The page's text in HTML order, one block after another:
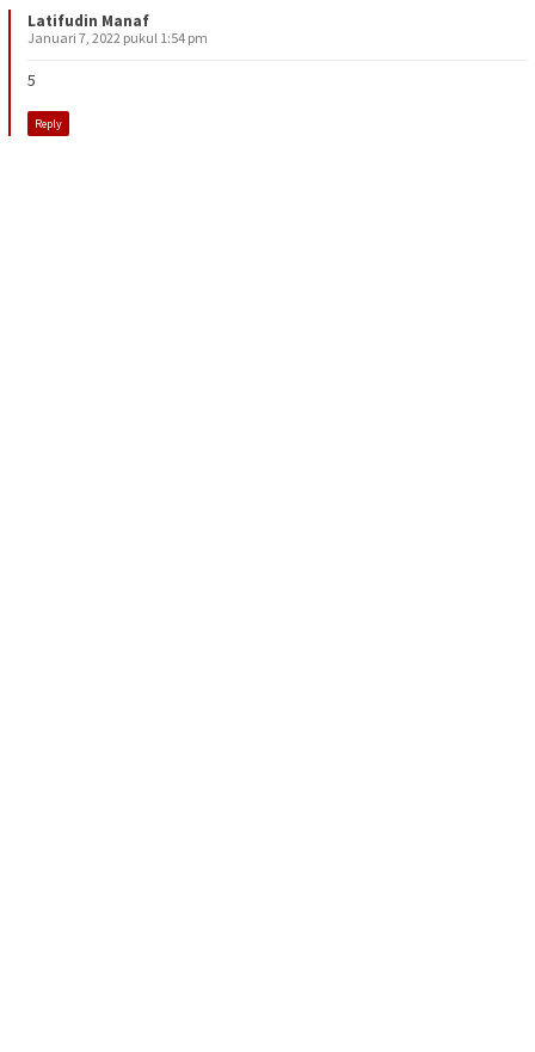
Latifudin Manaf
Januari 7, 2022 pukul 1:54 pm
5
Reply